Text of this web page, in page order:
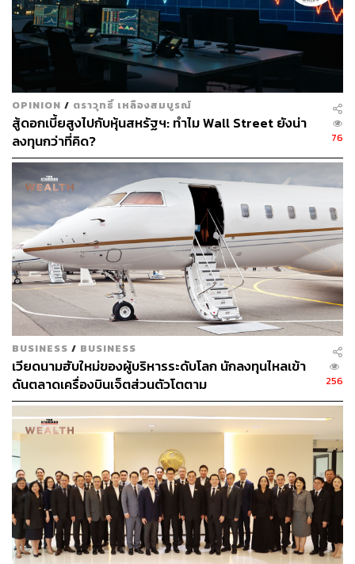
OPINION / ตราวุทธิ์ เหลืองสมบูรณ์
สู้ดอกเบี้ยสูงไปกับหุ้นสหรัฐฯ: ทำไม Wall Street ยังน่า
ลงทุนกว่าที่คิด?
76
BUSINESS / BUSINESS
เวียดนามฮับใหม่ของผู้บริหารระดับโลก นักลงทุนไหลเข้า
ดันตลาดเครื่องบินเจ็ตส่วนตัวโตตาม
256